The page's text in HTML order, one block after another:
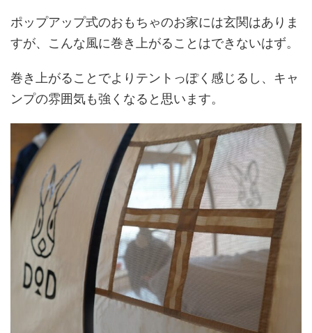
ポップアップ式のおもちゃのお家には玄関はありま
すが、こんな風に巻き上がることはできないはず。
巻き上がることでよりテントっぽく感じるし、キャ
ンプの雰囲気も強くなると思います。